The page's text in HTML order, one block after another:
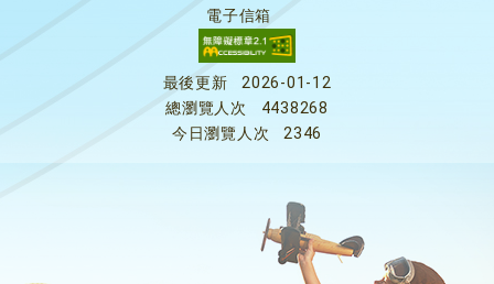
電子信箱
最後更新
2026-01-12
總瀏覽人次
4438268
今日瀏覽人次
2346